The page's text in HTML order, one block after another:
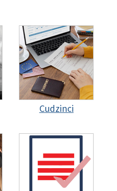
Cudzinci